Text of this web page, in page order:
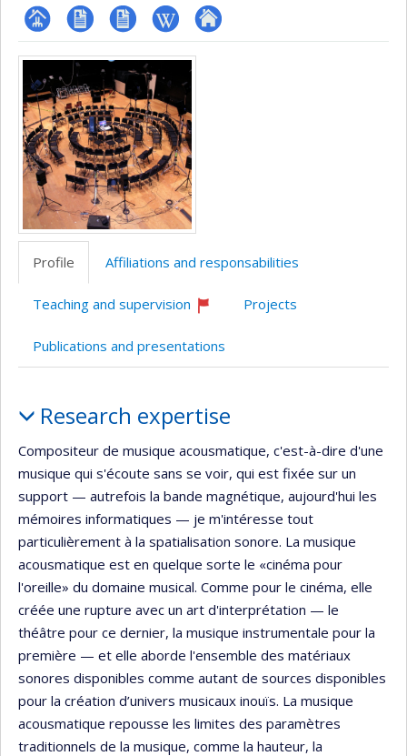
Page
professionnelle
(faculté,département,école)
CV
CV
en
anglais
Wiki
Autre
Media
Profile Affiliations and responsabilities
Teaching and supervision
recruiting
Projects
Publications and presentations
Research expertise
Compositeur de musique acousmatique, c'est-à-dire d'une
musique qui s'écoute sans se voir, qui est fixée sur un
support — autrefois la bande magnétique, aujourd'hui les
mémoires informatiques — je m'intéresse tout
particulièrement à la spatialisation sonore. La musique
acousmatique est en quelque sorte le «cinéma pour
l'oreille» du domaine musical. Comme pour le cinéma, elle
créée une rupture avec un art d'interprétation — le
théâtre pour ce dernier, la musique instrumentale pour la
première — et elle aborde l'ensemble des matériaux
sonores disponibles comme autant de sources disponibles
pour la création d’univers musicaux inouïs. La musique
acousmatique repousse les limites des paramètres
traditionnels de la musique, comme la hauteur, la